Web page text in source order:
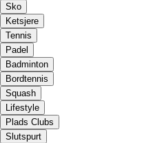
Sko
Ketsjere
Tennis
Padel
Badminton
Bordtennis
Squash
Lifestyle
Plads Clubs
Slutspurt